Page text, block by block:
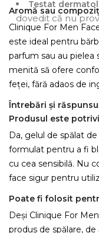
Testat
dovedit că nu
Aromă sau
Clinique For Men
este ideal pentru
parfum sau au pielea
menită să ofere
feței, fără adaos de
Întrebări și
Produsul este
Da, gelul de spălat
formulat pentru a fi
cu cea sensibilă. Nu
face sigur pentru
Poate fi folosit
Deși Clinique For
produs de spălare,